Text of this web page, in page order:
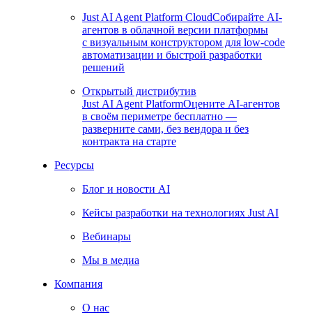
Just AI Agent Platform CloudСобирайте AI-
агентов в облачной версии платформы
с визуальным конструктором для low-code
автоматизации и быстрой разработки
решений
Открытый дистрибутив
Just AI Agent PlatformОцените AI-агентов
в своём периметре бесплатно —
разверните сами, без вендора и без
контракта на старте
Ресурсы
Блог и новости AI
Кейсы разработки на технологиях Just AI
Вебинары
Мы в медиа
Компания
О нас